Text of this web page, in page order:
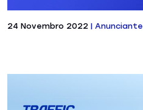
24 Novembro 2022 |